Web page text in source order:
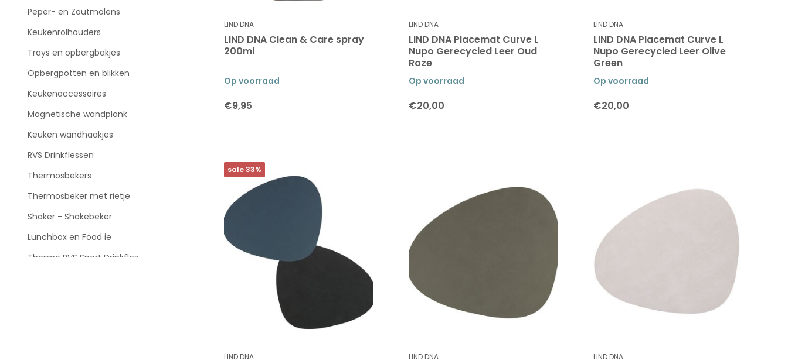
Peper- en Zoutmolens
Keukenrolhouders
Trays en opbergbakjes
Opbergpotten en blikken
Keukenaccessoires
Magnetische wandplank
Keuken wandhaakjes
RVS Drinkflessen
Thermosbekers
Thermosbeker met rietje
Shaker - Shakebeker
Lunchbox en Food ie
Thermo RVS Sport Drinkfles
LIND DNA
LIND DNA Clean & Care spray
200ml
Op voorraad
€9,95
LIND DNA
LIND DNA Placemat Curve L
Nupo Gerecycled Leer Oud
Roze
Op voorraad
€20,00
LIND DNA
LIND DNA Placemat Curve L
Nupo Gerecycled Leer Olive
Green
Op voorraad
€20,00
sale 33%
LIND DNA LIND DNA LIND DNA